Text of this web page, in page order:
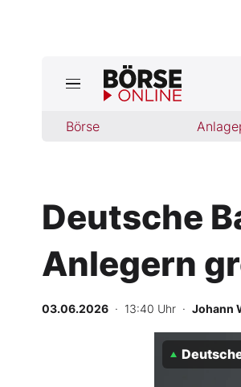
Börse
Börse
Finanz-Check
Abo & Shop
BO-Musterdepots
Experten
Deutsche
Anlegern
03.06.2026 · 13:40 Uhr · Johann